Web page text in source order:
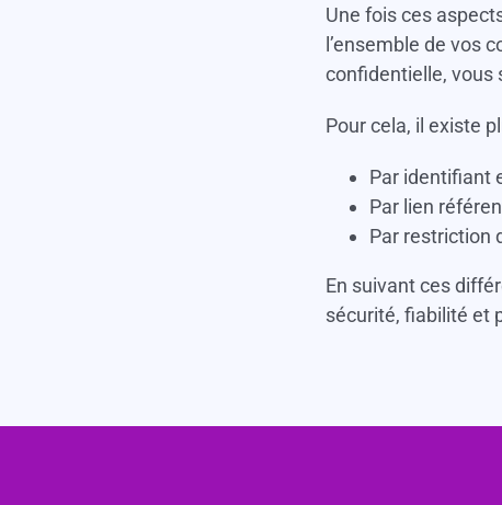
Une fois ces
l’ensemble de vos
confidentielle, vous
Pour cela, il existe
Par identifiant
Par lien
Par restriction
En suivant ces
sécurité, fiabilité et